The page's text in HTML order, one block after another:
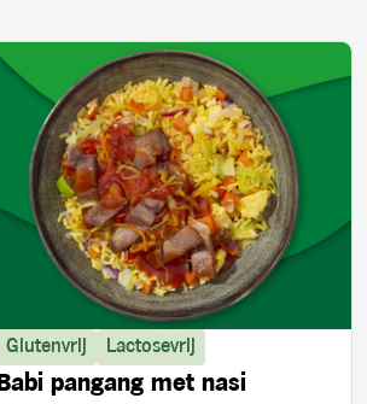
Glutenvrij Lactosevrij
Babi pangang met nasi